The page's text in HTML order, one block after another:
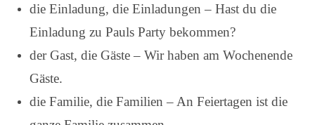
die Einladung, die Einladungen – Hast du die
Einladung zu Pauls Party bekommen?
der Gast, die Gäste – Wir haben am Wochenende
Gäste.
die Familie, die Familien – An Feiertagen ist die